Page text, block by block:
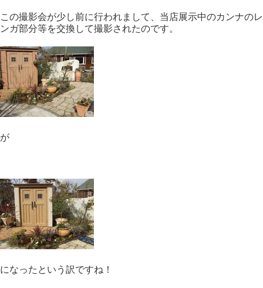
この撮影会が少し前に行われまして、当店展示中のカンナのレ
ンガ部分等を交換して撮影されたのです。
が
になったという訳ですね！